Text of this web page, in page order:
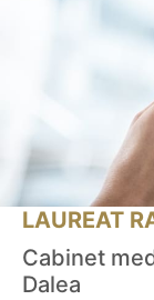
LAUREAT
Cabinet
Dalea